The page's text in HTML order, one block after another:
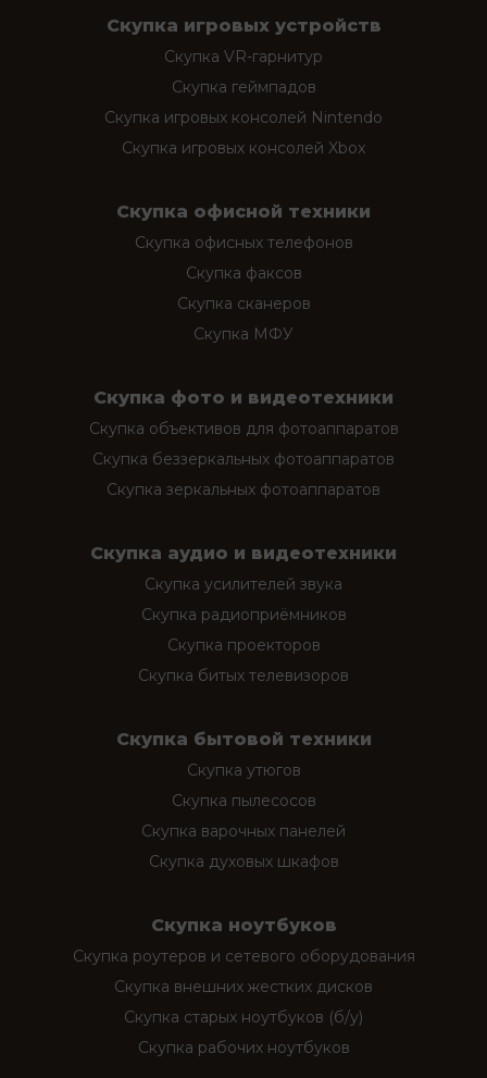
Скупка игровых устройств
Скупка VR-гарнитур
Скупка геймпадов
Скупка игровых консолей Nintendo
Скупка игровых консолей Xbox
Скупка офисной техники
Скупка офисных телефонов
Скупка факсов
Скупка сканеров
Скупка МФУ
Скупка фото и видеотехники
Скупка объективов для фотоаппаратов
Скупка беззеркальных фотоаппаратов
Скупка зеркальных фотоаппаратов
Скупка аудио и видеотехники
Скупка усилителей звука
Скупка радиоприёмников
Скупка проекторов
Скупка битых телевизоров
Скупка бытовой техники
Скупка утюгов
Скупка пылесосов
Скупка варочных панелей
Скупка духовых шкафов
Скупка ноутбуков
Скупка роутеров и сетевого оборудования
Скупка внешних жестких дисков
Скупка старых ноутбуков (б/у)
Скупка рабочих ноутбуков